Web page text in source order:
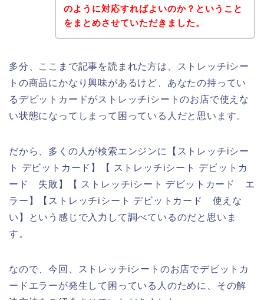
のように対応すればよいのか？ということ
をまとめさせていただきました。
多分、ここまで記事を読まれた方は、ストレッチiシー
トの商品にかなり興味があるけど、あなたの持ってい
るデビットカードがストレッチiシートのお店で使えな
い状態になってしまって困っている人だと思います。
だから、多くの人が検索エンジンに【ストレッチiシー
ト デビットカード】【 ストレッチiシート デビットカ
ード 失敗】【 ストレッチiシート デビットカード エ
ラー】【ストレッチiシート デビットカード 使えな
い】という感じで入力して調べているのだと思いま
す。
なので、今回、ストレッチiシートのお店でデビットカ
ードエラーが発生して困っている人のために、その解